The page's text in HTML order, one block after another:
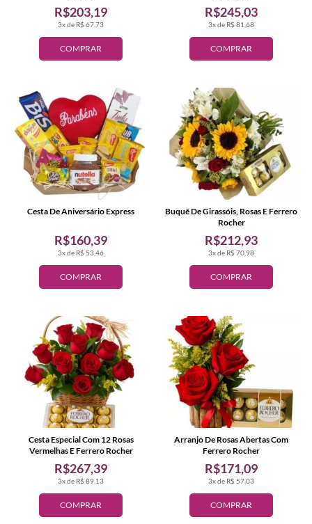
COMPRAR
3x de R$ 67,73
R$203,19
COMPRAR
3x de R$ 81,68
R$245,03
COMPRAR
3x de R$ 53,46
R$160,39
Cesta De Aniversário Express
COMPRAR
3x de R$ 70,98
R$212,93
Buquê De Girassóis, Rosas E Ferrero
Rocher
COMPRAR
3x de R$ 89,13
R$267,39
Cesta Especial Com 12 Rosas
Vermelhas E Ferrero Rocher
COMPRAR
3x de R$ 57,03
R$171,09
Arranjo De Rosas Abertas Com
Ferrero Rocher